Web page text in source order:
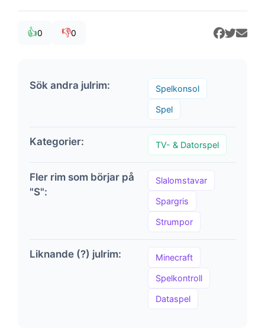
👍0 👎0
Sök andra julrim: Spelkonsol
Spel
Kategorier: TV- & Datorspel
Fler rim som börjar på
"S":
Slalomstavar
Spargris
Strumpor
Liknande (?) julrim: Minecraft
Spelkontroll
Dataspel